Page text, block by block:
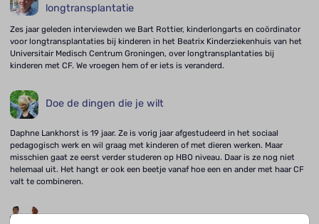
longtransplantatie
Zes jaar geleden interviewden we Bart Rottier, kinderlongarts en coördinator
voor longtransplantaties bij kinderen in het Beatrix Kinderziekenhuis van het
Universitair Medisch Centrum Groningen, over longtransplantaties bij
kinderen met CF. We vroegen hem of er iets is veranderd.
Doe de dingen die je wilt
Daphne Lankhorst is 19 jaar. Ze is vorig jaar afgestudeerd in het sociaal
pedagogisch werk en wil graag met kinderen of met dieren werken. Maar
misschien gaat ze eerst verder studeren op HBO niveau. Daar is ze nog niet
helemaal uit. Het hangt er ook een beetje vanaf hoe een en ander met haar CF
valt te combineren.